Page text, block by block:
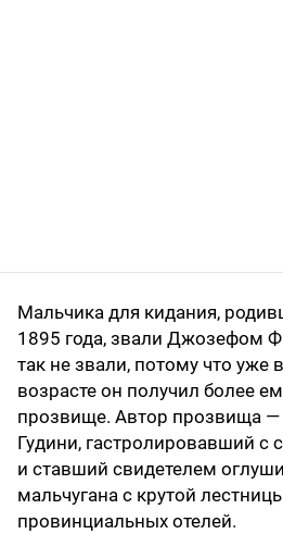
Мальчика для кидания,
1895 года, звали Джозефом
так не звали, потому что уже
возрасте он получил более
прозвище. Автор прозвища —
Гудини, гастролировавший с
и ставший свидетелем
мальчугана с крутой
провинциальных отелей.